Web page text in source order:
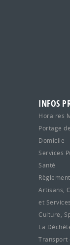
INFOS
Horaires
Portage
Domicile
Services
Santé
Artisans,
et Services
Culture,
La
Transport